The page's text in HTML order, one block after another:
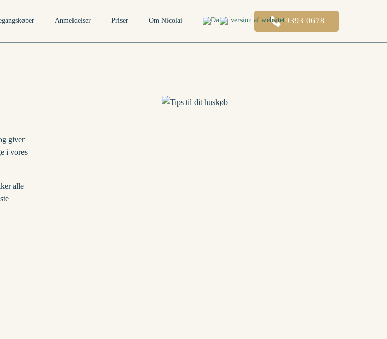
Anmeldelser Priser Om Nicolai 9393 0678
giver
i vores
alle